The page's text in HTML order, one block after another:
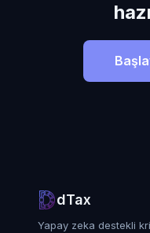
dTax
Yapay zeka destekli